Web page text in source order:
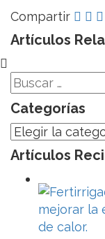
Compartir
Artículos
Categorías
Categorías
Artículos